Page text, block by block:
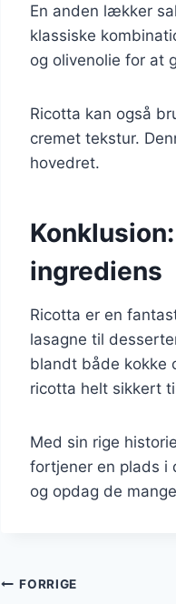
En anden lækker
klassiske
og olivenolie for at
Ricotta kan også
cremet tekstur.
hovedret.
ingrediens
Ricotta er en
lasagne til
blandt både kokke
ricotta helt sikkert
Med sin rige
fortjener en plads i
og opdag de
FORRIGE